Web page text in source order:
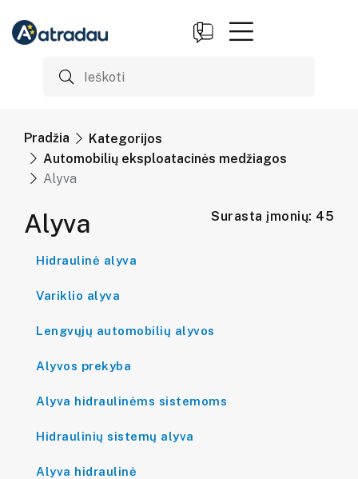
Pradžia
Kategorijos
Automobilių eksploatacinės medžiagos
Alyva
Alyva Surasta įmonių: 45
Hidraulinė alyva
Variklio alyva
Lengvųjų automobilių alyvos
Alyvos prekyba
Alyva hidraulinėms sistemoms
Hidraulinių sistemų alyva
Alyva hidraulinė